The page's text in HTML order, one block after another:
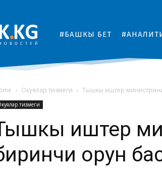
#БАШКЫ БЕТ
Окуялар тизмеги Тышкы иштер
тизмеги
иштер
орун